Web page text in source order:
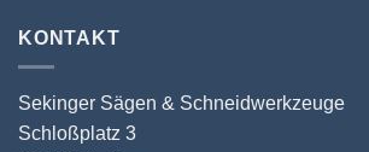
KONTAKT
Sekinger Sägen & Schneidwerkzeuge
Schloßplatz 3